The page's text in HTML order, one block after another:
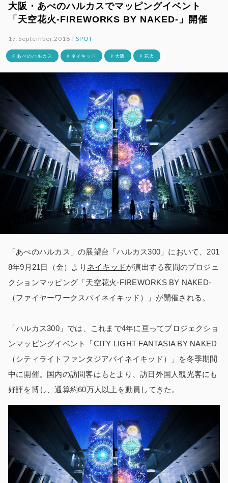
大阪・あべのハルカスでマッピングイベント
「天空花火‐FIREWORKS BY NAKED‐」開催
17.September.2018 |SPOT
# あべのハルカス # ネイキッド # 大阪 # 花火
「あべのハルカス」の展望台「ハルカス300」において、201
8年9月21日（金）より ネイキッドが演出する夜間のプロジェ
クションマッピング「天空花火‐FIREWORKS BY NAKED‐
（ファイヤーワークスバイネイキッド）」が開催される。
「ハルカス300」では、これまで4年に亘ってプロジェクショ
ンマッピングイベント「CITY LIGHT FANTASIA BY NAKED
（シティライトファンタジアバイネイキッド）」を冬季期間
中に開催。国内の訪問客はもとより、訪日外国人観光客にも
好評を博し、通算約60万人以上を動員してきた。